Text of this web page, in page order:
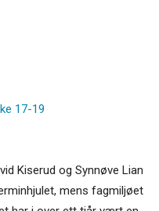
17-19
Kiserud og Synnøve Lian
mens fagmiljøet